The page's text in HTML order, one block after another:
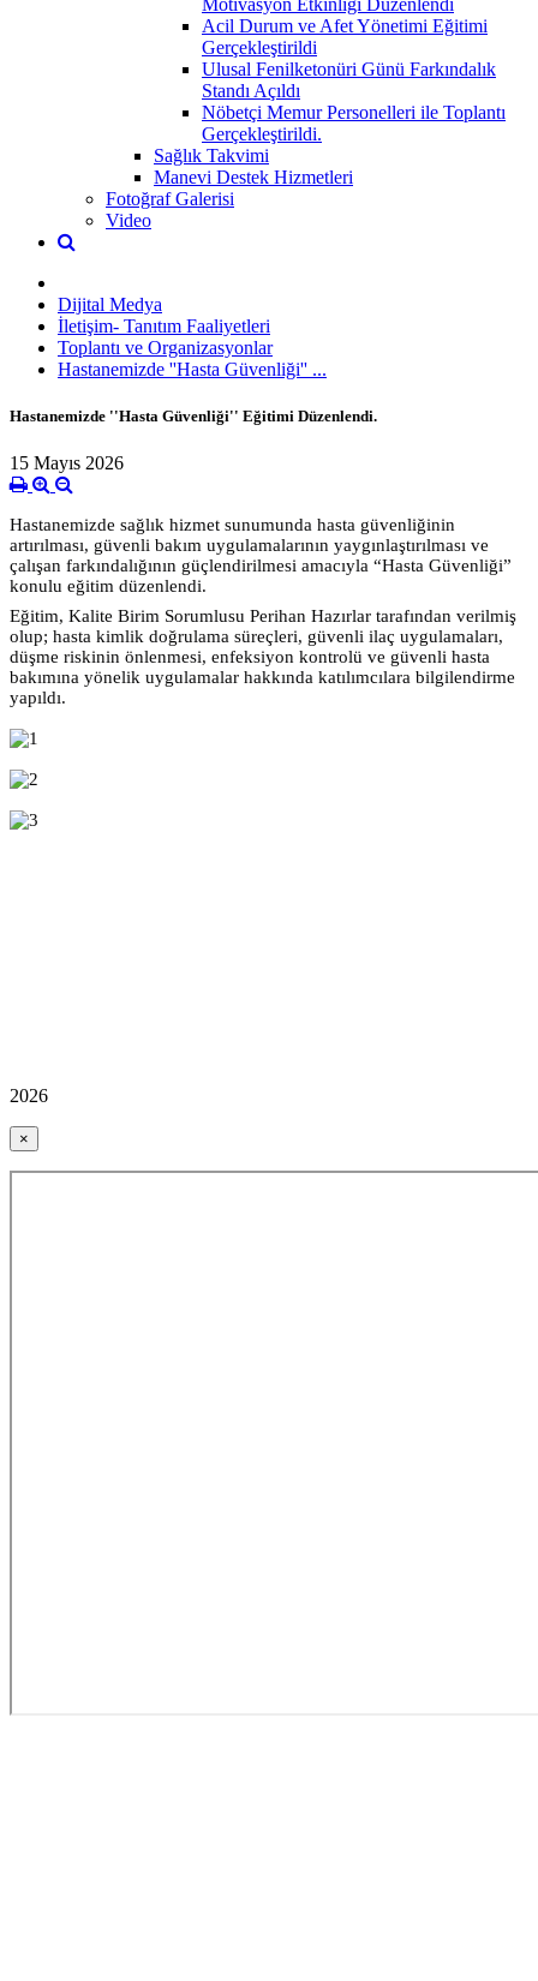
Acil Durum ve Afet Yönetimi Eğitimi
Gerçekleştirildi
Ulusal Fenilketonüri Günü Farkındalık
Standı Açıldı
Nöbetçi Memur Personelleri ile Toplantı
Gerçekleştirildi.
Sağlık Takvimi
Manevi Destek Hizmetleri
Fotoğraf Galerisi
Video
Dijital Medya
İletişim- Tanıtım Faaliyetleri
Toplantı ve Organizasyonlar
Hastanemizde ''Hasta Güvenliği'' ...
Hastanemizde ''Hasta Güvenliği'' Eğitimi Düzenlendi.
15 Mayıs 2026
Hastanemizde sağlık hizmet sunumunda hasta güvenliğinin
artırılması, güvenli bakım uygulamalarının yaygınlaştırılması ve
çalışan farkındalığının güçlendirilmesi amacıyla “Hasta Güvenliği”
konulu eğitim düzenlendi.
Eğitim, Kalite Birim Sorumlusu Perihan Hazırlar tarafından verilmiş
olup; hasta kimlik doğrulama süreçleri, güvenli ilaç uygulamaları,
düşme riskinin önlenmesi, enfeksiyon kontrolü ve güvenli hasta
bakımına yönelik uygulamalar hakkında katılımcılara bilgilendirme
yapıldı.
2026
×